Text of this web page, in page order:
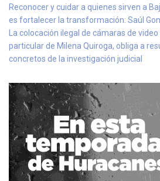
Reconocer y cuidar a quienes sirven a
es fortalecer la transformación: Saúl
La colocación ilegal de cámaras de
particular de Milena Quiroga, obliga a
concretos de la investigación judicial